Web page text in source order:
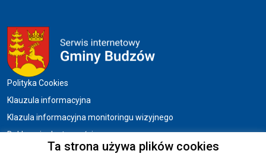
Menu w stopce
Polityka Cookies
Klauzula informacyjna
Klazula informacyjna monitoringu wizyjnego
Deklaracja dostępności
Ta strona używa plików cookies